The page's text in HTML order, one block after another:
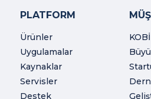
PLATFORM
Ürünler
Uygulamalar
Kaynaklar
Servisler
Destek
KOBİ